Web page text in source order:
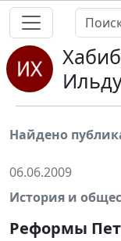
Найдено
06.06.2009
История и
Реформы